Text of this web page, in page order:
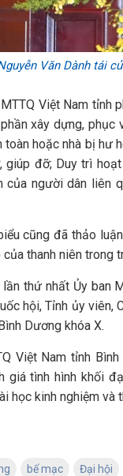
Văn Dành tái
Việt Nam tỉnh
xây dựng,
toàn hoặc nhà bị hư
giúp đỡ; Duy trì
của người dân liên
cũng đã thảo
thanh niên
thứ nhất Ủy ban
hội, Tỉnh ủy viên,
Dương khóa X.
Việt Nam tỉnh
giá tình hình khối
học kinh nghiệm
bế mạc Đại hội